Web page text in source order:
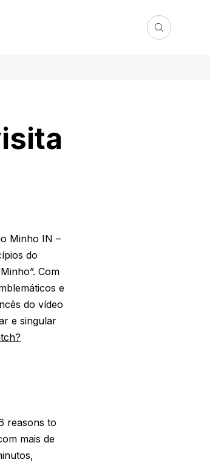
Minho IN –
do
Com
e
do vídeo
e singular
reasons to
mais de